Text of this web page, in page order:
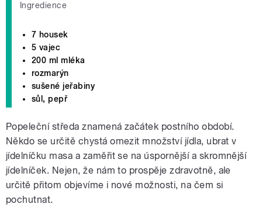
Ingredience
7 housek
5 vajec
200 ml mléka
rozmarýn
sušené jeřabiny
sůl, pepř
Popeleční středa znamená začátek postního období.
Někdo se určitě chystá omezit množství jídla, ubrat v
jídelníčku masa a zaměřit se na úspornější a skromnější
jídelníček. Nejen, že nám to prospěje zdravotně, ale
určitě přitom objevíme i nové možnosti, na čem si
pochutnat.